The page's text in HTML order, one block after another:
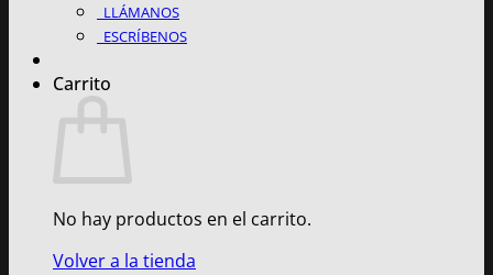
LLÁMANOS
ESCRÍBENOS
Carrito
No hay productos en el carrito.
Volver a la tienda